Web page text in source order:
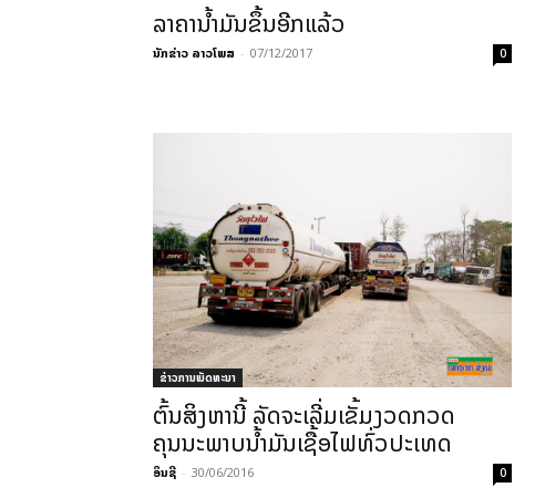
ລາຄານໍ້າມັນຂຶ້ນອີກແລ້ວ
ນັກຂ່າວ ລາວໂພສ - 07/12/2017 0
ຂ່າວການພັດທະນາ
ຕົ້ນສິງຫານີ້ ລັດຈະເລີ່ມເຂັ້ມງວດກວດ
ຄຸນນະພາບນ້ຳມັນເຊື້ອໄຟທົ່ວປະເທດ
ອິນຊີ - 30/06/2016 0